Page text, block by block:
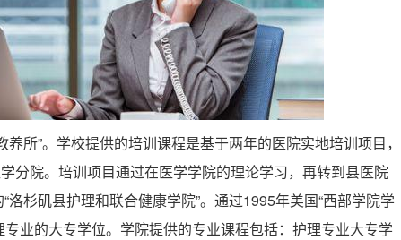
”。学校提供的培训课程是基于两年的医院实地培训项目，
分院。培训项目通过在医学学院的理论学习，再转到县医院
杉矶县护理和联合健康学院”。通过1995年美国“西部学院学
业的大专学位。学院提供的专业课程包括：护理专业大专学